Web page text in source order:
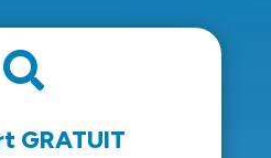

GRATUIT